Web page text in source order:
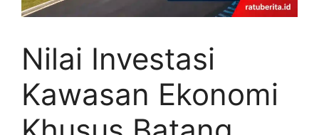
Nilai Investasi
Kawasan Ekonomi